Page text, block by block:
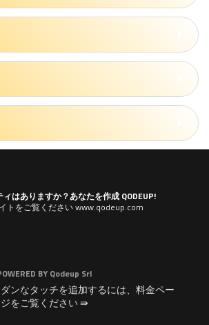
はありますか？あなたを作成 QODEUP!
トをご覧ください www.qodeup.com
BY Qodeup Srl
ンなタッチを追加するには、料金ペー
ジをご覧ください ⇛